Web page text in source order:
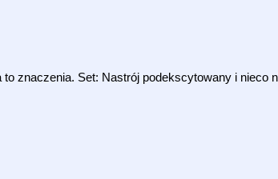
znaczenia. Set: Nastrój podekscytowany i nieco